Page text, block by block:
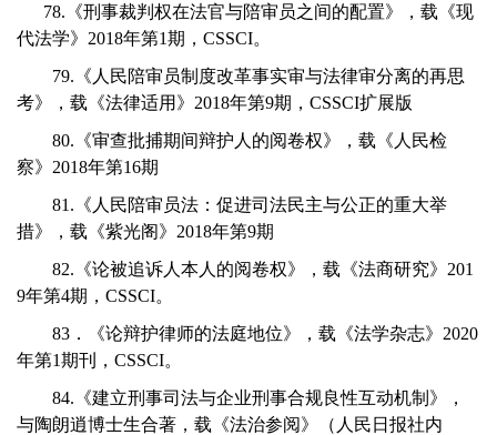
78.《刑事裁判权在法官与陪审员之间的配置》，载《现
代法学》2018年第1期，CSSCI。
79.《人民陪审员制度改革事实审与法律审分离的再思
考》，载《法律适用》2018年第9期，CSSCI扩展版
80.《审查批捕期间辩护人的阅卷权》，载《人民检
察》2018年第16期
81.《人民陪审员法：促进司法民主与公正的重大举
措》，载《紫光阁》2018年第9期
82.《论被追诉人本人的阅卷权》，载《法商研究》201
9年第4期，CSSCI。
83．《论辩护律师的法庭地位》，载《法学杂志》2020
年第1期刊，CSSCI。
84.《建立刑事司法与企业刑事合规良性互动机制》，
与陶朗逍博士生合著，载《法治参阅》（人民日报社内